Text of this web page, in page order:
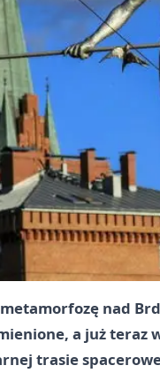
nad
a już teraz
trasie